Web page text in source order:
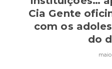
Cia Gente
com os
do